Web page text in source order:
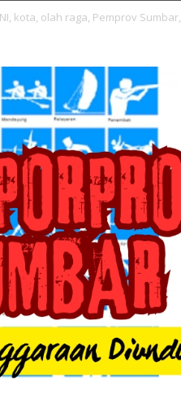
kota, olah raga, Pemprov Sumbar,